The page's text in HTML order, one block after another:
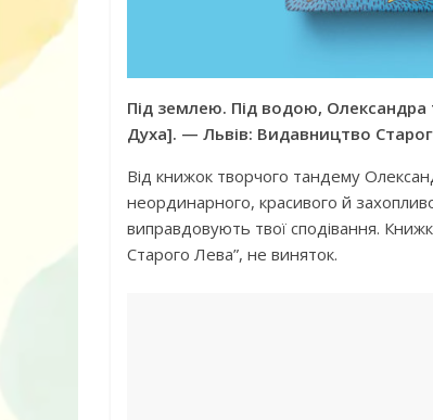
Під землею. Під водою, Олександра
Духа]. — Львів: Видавництво
Від книжок творчого тандему
неординарного, красивого й
виправдовують твої сподівання.
Старого Лева”, не виняток.
Книга
Корчак